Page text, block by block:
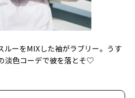
ルーをMIXした袖がラブリー。うす
淡色コーデで彼を落とそ♡